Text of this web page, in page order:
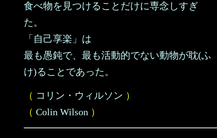
食べ物を見つけることだけに専念しすぎ
た。
「自己享楽」は
最も愚鈍で、最も活動的でない動物が耽(ふ
け)ることであった。
（ コリン・ウィルソン ）
（ Colin Wilson ）